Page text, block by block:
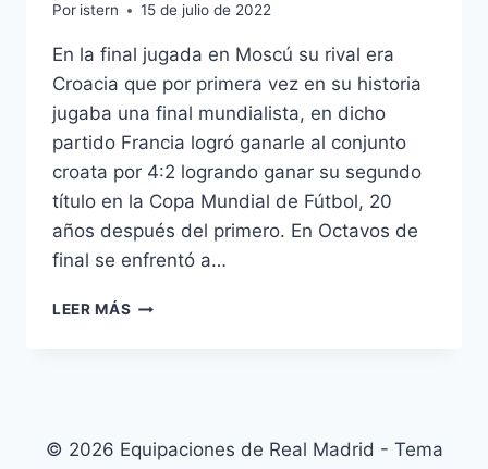
Por istern 15 de julio de 2022
En la final jugada en Moscú su rival era
Croacia que por primera vez en su historia
jugaba una final mundialista, en dicho
partido Francia logró ganarle al conjunto
croata por 4:2 logrando ganar su segundo
título en la Copa Mundial de Fútbol, 20
años después del primero. En Octavos de
final se enfrentó a…
LEER MÁS CAMISETAS
© 2026 Equipaciones de Real Madrid - Tema